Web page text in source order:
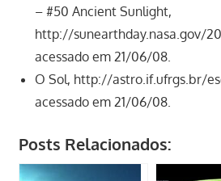
– #50 Ancient Sunlight,
http://sunearthday.nasa.gov/
acessado em 21/06/08.
O Sol, http://astro.if.ufrgs.br/
acessado em 21/06/08.
Posts Relacionados: